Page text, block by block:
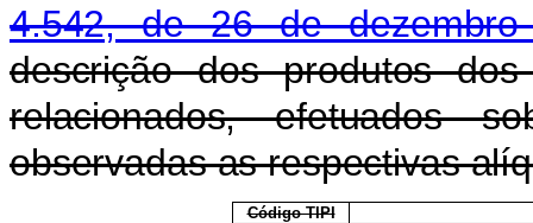
4.542, de 26 de
descrição dos produtos
relacionados, efetuados
observadas as respectivas
Código TIPI